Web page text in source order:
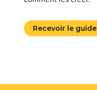
Recevoir le guide